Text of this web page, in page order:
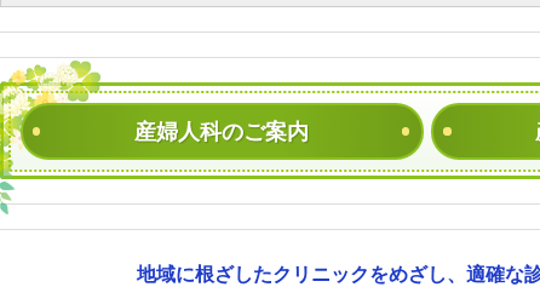
産婦人科のご案内
地域に根ざしたクリニックをめざし、 適確な